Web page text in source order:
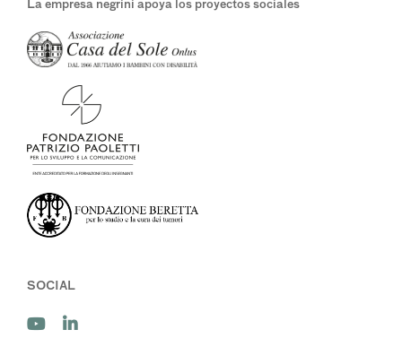
La empresa negrini apoya los proyectos sociales
SOCIAL